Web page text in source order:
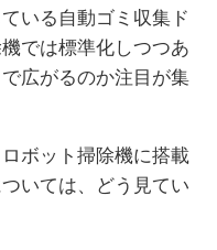
いる自動ゴミ収集ド
では標準化しつつあ
広がるのか注目が集
ボット掃除機に搭載
いては、どう見てい